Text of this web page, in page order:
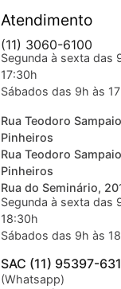
Atendimento
(11) 3060-6100
Segunda à sexta das
17:30h
Sábados das 9h às
Rua Teodoro
Pinheiros
Rua Teodoro
Pinheiros
Rua do Seminário,
Segunda à sexta das
18:30h
Sábados das 9h às
SAC (11) 95397-
(Whatsapp)